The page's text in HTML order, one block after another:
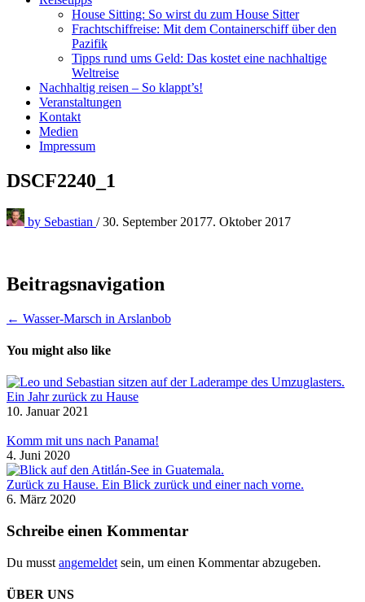
House Sitting: So wirst du zum House Sitter
Frachtschiffreise: Mit dem Containerschiff über den
Pazifik
Tipps rund ums Geld: Das kostet eine nachhaltige
Weltreise
Nachhaltig reisen – So klappt’s!
Veranstaltungen
Kontakt
Medien
Impressum
DSCF2240_1
by Sebastian / 30. September 20177. Oktober 2017
Beitragsnavigation
← Wasser-Marsch in Arslanbob
You might also like
Ein Jahr zurück zu Hause
10. Januar 2021
Komm mit uns nach Panama!
4. Juni 2020
Zurück zu Hause. Ein Blick zurück und einer nach vorne.
6. März 2020
Schreibe einen Kommentar
Du musst angemeldet sein, um einen Kommentar abzugeben.
ÜBER UNS